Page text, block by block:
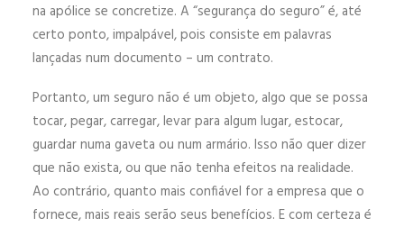
na apólice se concretize. A “segurança do seguro” é, até
certo ponto, impalpável, pois consiste em palavras
lançadas num documento – um contrato.
Portanto, um seguro não é um objeto, algo que se possa
tocar, pegar, carregar, levar para algum lugar, estocar,
guardar numa gaveta ou num armário. Isso não quer dizer
que não exista, ou que não tenha efeitos na realidade.
Ao contrário, quanto mais confiável for a empresa que o
fornece, mais reais serão seus benefícios. E com certeza é